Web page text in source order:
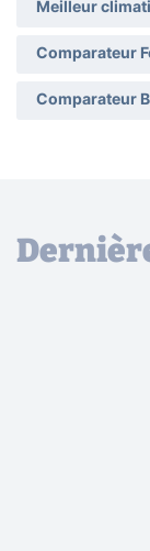
Meilleur
Comparateur
Comparateur